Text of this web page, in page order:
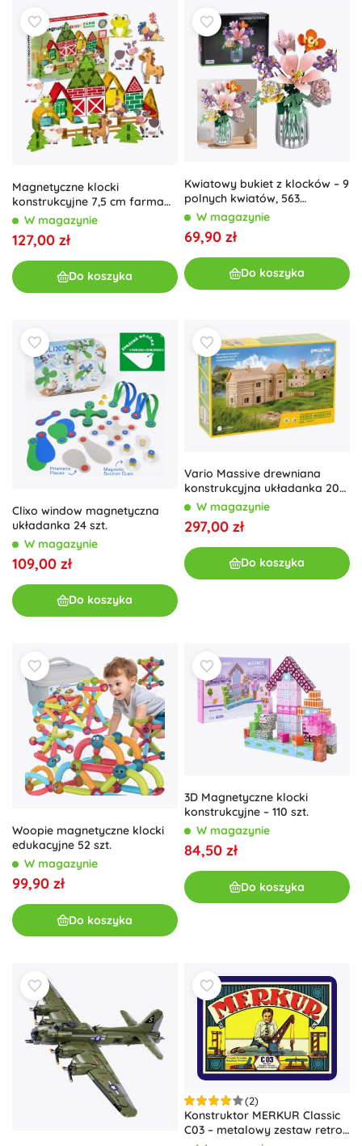
Magnetyczne klocki
konstrukcyjne 7,5 cm farma
30 elementów Woopie
W magazynie
127,00 zł
Do koszyka
Kwiatowy bukiet z klocków – 9
polnych kwiatów, 563
elementy
W magazynie
69,90 zł
Do koszyka
Clixo window magnetyczna
układanka 24 szt.
W magazynie
109,00 zł
Do koszyka
Vario Massive drewniana
konstrukcyjna układanka 209
elementów WALACHIA
W magazynie
297,00 zł
Do koszyka
Woopie magnetyczne klocki
edukacyjne 52 szt.
W magazynie
99,90 zł
Do koszyka
3D Magnetyczne klocki
konstrukcyjne – 110 szt.
W magazynie
84,50 zł
Do koszyka
(2)
Konstruktor MERKUR Classic
C03 – metalowy zestaw retro,